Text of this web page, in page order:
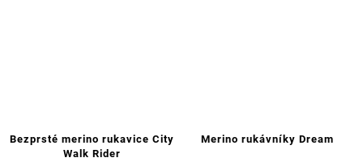
Merino rukávníky Dream Merino čepice Adventure